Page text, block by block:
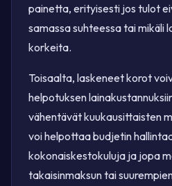
painetta, erityisesti jos tulot
samassa suhteessa tai mikäli
korkeita.
Toisaalta, laskeneet korot
helpotuksen
vähentävät kuukausittaisten
voi helpottaa budjetin
kokonaiskestokuluja ja jopa
takaisinmaksun tai